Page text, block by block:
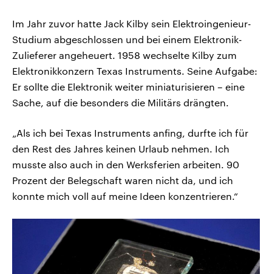
Im Jahr zuvor hatte Jack Kilby sein Elektroingenieur-
Studium abgeschlossen und bei einem Elektronik-
Zulieferer angeheuert. 1958 wechselte Kilby zum
Elektronikkonzern Texas Instruments. Seine Aufgabe:
Er sollte die Elektronik weiter miniaturisieren – eine
Sache, auf die besonders die Militärs drängten.
„Als ich bei Texas Instruments anfing, durfte ich für
den Rest des Jahres keinen Urlaub nehmen. Ich
musste also auch in den Werksferien arbeiten. 90
Prozent der Belegschaft waren nicht da, und ich
konnte mich voll auf meine Ideen konzentrieren.“